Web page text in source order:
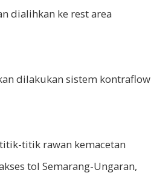
dialihkan ke rest area
dilakukan sistem kontraflow
titik rawan kemacetan
tol Semarang-Ungaran,